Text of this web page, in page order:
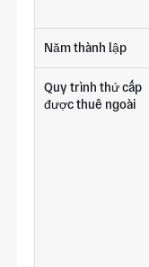
Năm thành lập
Quy trình thứ cấp
được thuê ngoài